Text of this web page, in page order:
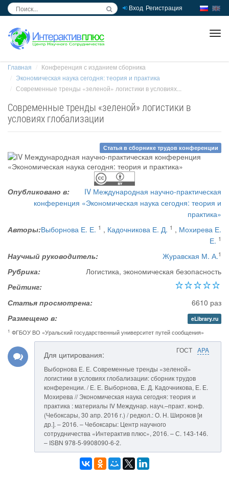
Вход Регистрация
Главная
Конференция с изданием сборника
Экономическая наука сегодня: теория и практика
Современные тренды «зеленой» логистики в условиях...
Современные тренды «зеленой» логистики в
условиях глобализации
Статья в сборнике трудов конференции
Опубликовано в:
IV Международная научно-практическая
конференция «Экономическая наука сегодня: теория и
практика»
Авторы:Выборнова Е. Е. 1 , Кадочникова Е. Д. 1 , Мохирева Е.
Е. 1
Научный руководитель: Журавская М. А.1
Рубрика:
Логистика, экономическая безопасность
Рейтинг:
Статья просмотрена:
6610 раз
Размещено в:
eLibrary.ru
1 ФГБОУ ВО «Уральский государственный университет путей сообщения»
ГОСТ APA
Для цитирования:
Выборнова Е. Е. Современные тренды «зеленой»
логистики в условиях глобализации: сборник трудов
конференции. / Е. Е. Выборнова, Е. Д. Кадочникова, Е. Е.
Мохирева // Экономическая наука сегодня: теория и
практика : материалы IV Междунар. науч.–практ. конф.
(Чебоксары, 30 апр. 2016 г.) / редкол.: О. Н. Широков [и
др.]. – 2016. – Чебоксары: Центр научного
сотрудничества «Интерактив плюс», 2016. – С. 143-146.
– ISBN 978-5-9908090-6-2.